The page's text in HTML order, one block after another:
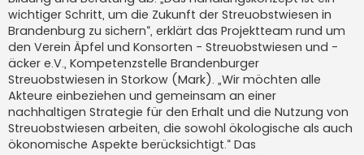
wichtiger Schritt, um die Zukunft der Streuobstwiesen in
Brandenburg zu sichern“, erklärt das Projektteam rund um
den Verein Äpfel und Konsorten - Streuobstwiesen und -
äcker e.V., Kompetenzstelle Brandenburger
Streuobstwiesen in Storkow (Mark). „Wir möchten alle
Akteure einbeziehen und gemeinsam an einer
nachhaltigen Strategie für den Erhalt und die Nutzung von
Streuobstwiesen arbeiten, die sowohl ökologische als auch
ökonomische Aspekte berücksichtigt.“ Das